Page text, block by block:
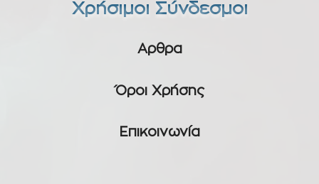
Χρήσιμοι Σύνδεσμοι
Αρθρα
Όροι Χρήσης
Επικοινωνία